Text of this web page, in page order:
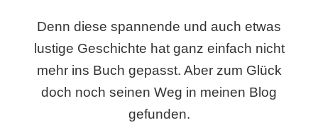
Denn diese spannende und auch etwas
lustige Geschichte hat ganz einfach nicht
mehr ins Buch gepasst. Aber zum Glück
doch noch seinen Weg in meinen Blog
gefunden.